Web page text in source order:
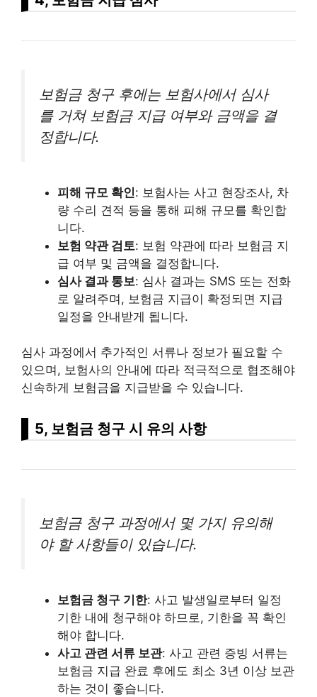
보험금 청구 후에는 보험사에서 심사
를 거쳐 보험금 지급 여부와 금액을 결
정합니다.
피해 규모 확인: 보험사는 사고 현장조사, 차
량 수리 견적 등을 통해 피해 규모를 확인합
니다.
보험 약관 검토: 보험 약관에 따라 보험금 지
급 여부 및 금액을 결정합니다.
심사 결과 통보: 심사 결과는 SMS 또는 전화
로 알려주며, 보험금 지급이 확정되면 지급
일정을 안내받게 됩니다.
심사 과정에서 추가적인 서류나 정보가 필요할 수
있으며, 보험사의 안내에 따라 적극적으로 협조해야
신속하게 보험금을 지급받을 수 있습니다.
5, 보험금 청구 시 유의 사항
보험금 청구 과정에서 몇 가지 유의해
야 할 사항들이 있습니다.
보험금 청구 기한: 사고 발생일로부터 일정
기한 내에 청구해야 하므로, 기한을 꼭 확인
해야 합니다.
사고 관련 서류 보관: 사고 관련 증빙 서류는
보험금 지급 완료 후에도 최소 3년 이상 보관
하는 것이 좋습니다.